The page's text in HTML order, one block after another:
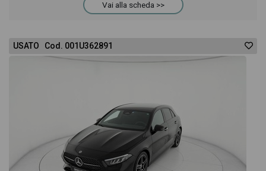
acquistarlo online! All'interno della pagina Mercedes
CLA Coupè 220 d 4Matic Automatic Sport troverai
Vai alla scheda >>
USATO Cod. 001U362891